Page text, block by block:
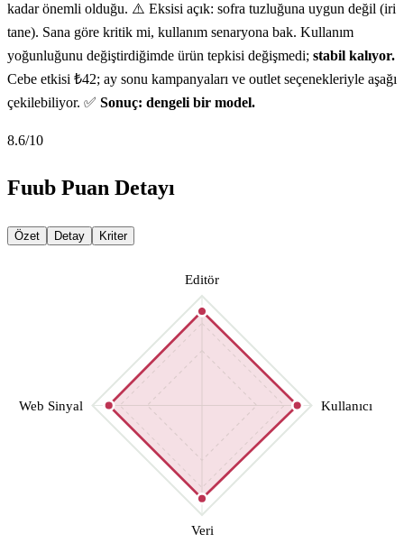
kadar önemli olduğu. ⚠️ Eksisi açık: sofra tuzluğuna uygun değil (iri
tane). Sana göre kritik mi, kullanım senaryona bak. Kullanım
yoğunluğunu değiştirdiğimde ürün tepkisi değişmedi; stabil kalıyor.
Cebe etkisi ₺42; ay sonu kampanyaları ve outlet seçenekleriyle aşağı
çekilebiliyor. ✅ Sonuç: dengeli bir model.
8.6/10
Fuub Puan Detayı
Özet Detay Kriter
Editör
Kullanıcı
Veri
Web Sinyal